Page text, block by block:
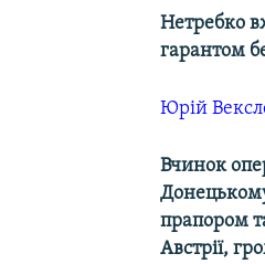
Нетребко
гарантом
Юрій
Вчинок
прапором
Австрії,